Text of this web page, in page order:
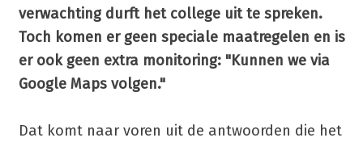
verwachting durft het college uit te spreken.
Toch komen er geen speciale maatregelen en is
er ook geen extra monitoring: "Kunnen we via
Google Maps volgen."
Dat komt naar voren uit de antwoorden die het